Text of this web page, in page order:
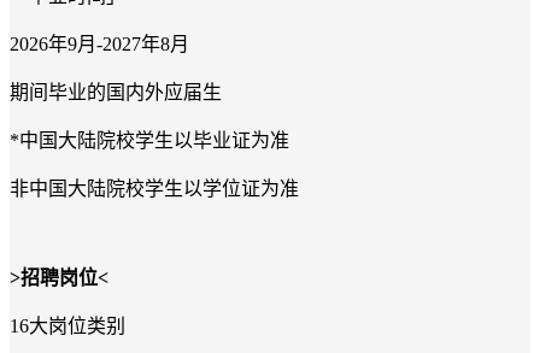
2026年9月 -2027年8月
期间毕业的国内外应届生
*中国大陆院校学生以毕业证为准
非中国大陆院校学生以学位证为准
>招聘岗位<
16大岗位类别